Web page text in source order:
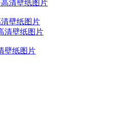
清壁纸图片
壁纸图片